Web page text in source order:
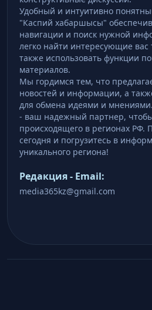
Удобный и интуитивно
"Каспий хабаршысы"
навигации и поиск нужной
легко найти интересующие вас
также использовать функции
материалов.
Мы гордимся тем, что
новостей и информации, а
для обмена идеями и
- ваш надежный партнер,
происходящего в регионах РФ.
сегодня и погрузитесь в
уникального региона!
Редакция - Email:
media365kz@gmail.com